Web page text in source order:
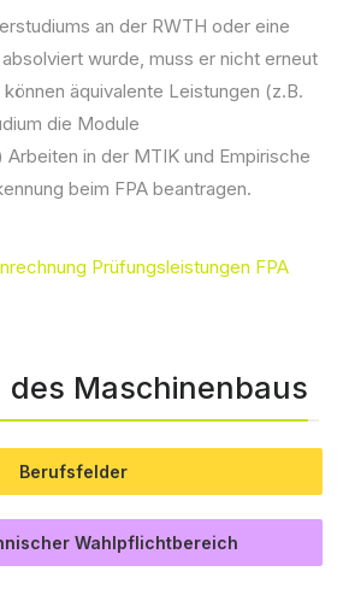
an der RWTH oder eine
wurde, muss er nicht erneut
äquivalente Leistungen (z.B.
die Module
in der MTIK und Empirische
beim FPA beantragen.
Prüfungsleistungen FPA
des Maschinenbaus
Berufsfelder
Wahlpflichtbereich